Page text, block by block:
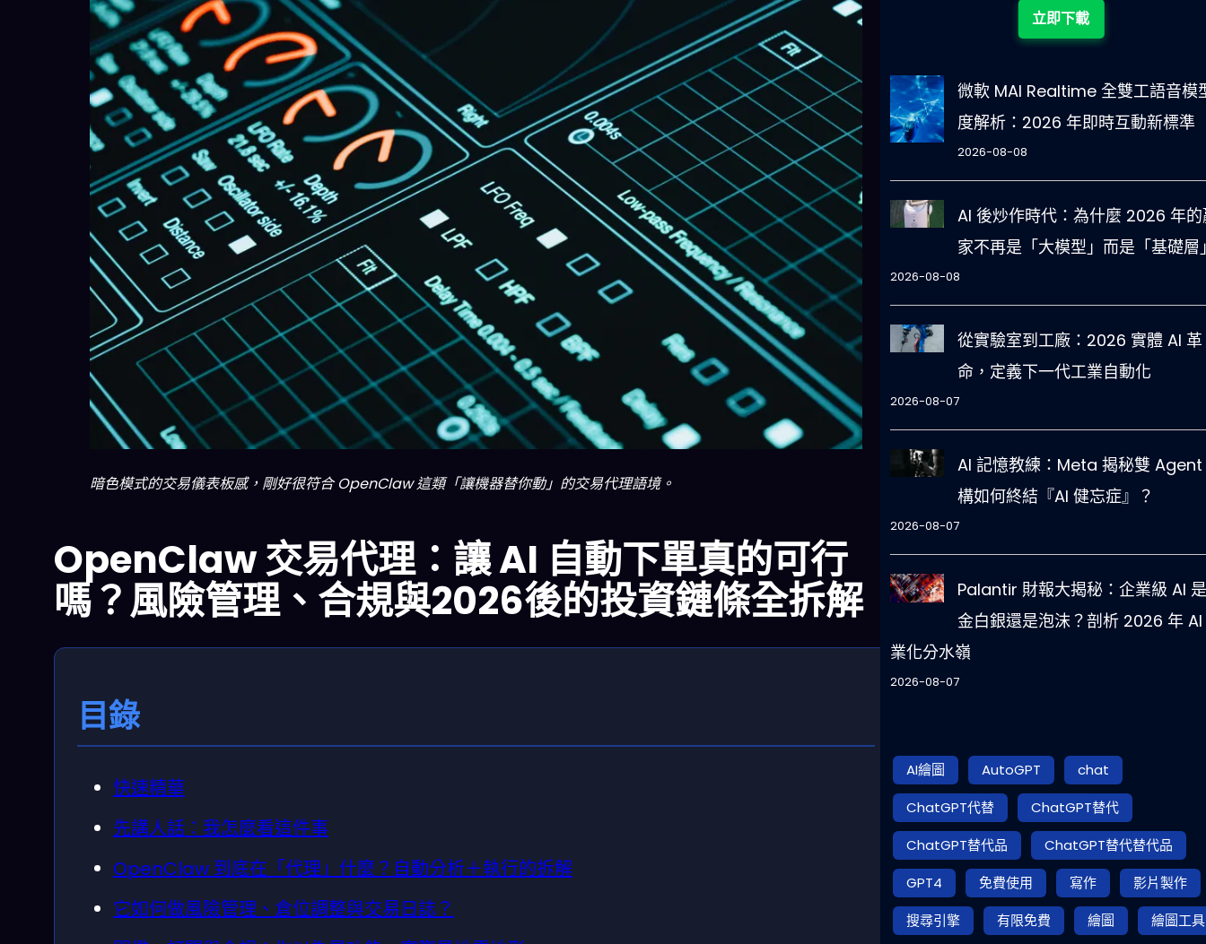
暗色模式的交易儀表板感，剛好很符合 OpenClaw 這類「讓機器替你動」的交易代理語境。
OpenClaw 交易代理：讓 AI 自動下單真的可行
嗎？風險管理、合規與2026後的投資鏈條全拆解
目錄
快速精華
先講人話：我怎麼看這件事
OpenClaw 到底在「代理」什麼？自動分析＋執行的拆解
它如何做風險管理、倉位調整與交易日誌？
立即下載 立即下載
微軟 MAI Realtime 全雙工語音模
度解析：2026 年即時互動新標準
2026-08-08
AI 後炒作時代：為什麼 2026 年的
家不再是「大模型」而是「基礎層
2026-08-08
從實驗室到工廠：2026 實體 AI 革
命，定義下一代工業自動化
2026-08-07
AI 記憶教練：Meta 揭秘雙 Agent
構如何終結『AI 健忘症』？
2026-08-07
Palantir 財報大揭秘：企業級 AI
金白銀還是泡沫？剖析 2026 年 AI
業化分水嶺
2026-08-07
AI繪圖 AutoGPT
chat
ChatGPT代替
ChatGPT替代
ChatGPT替代品
ChatGPT替代替代品
GPT4
免費使用 寫作
影片製作
搜尋引擎
有限免費 繪圖 繪圖工具